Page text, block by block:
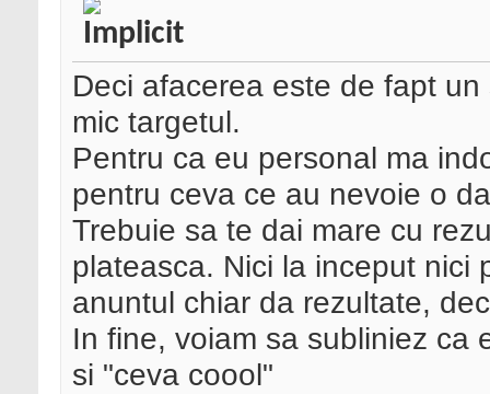
Deci afacerea este de fapt
mic targetul.
Pentru ca eu personal ma
pentru ceva ce au nevoie o
Trebuie sa te dai mare cu
plateasca. Nici la inceput nici
anuntul chiar da rezultate,
In fine, voiam sa subliniez ca
si "ceva coool"